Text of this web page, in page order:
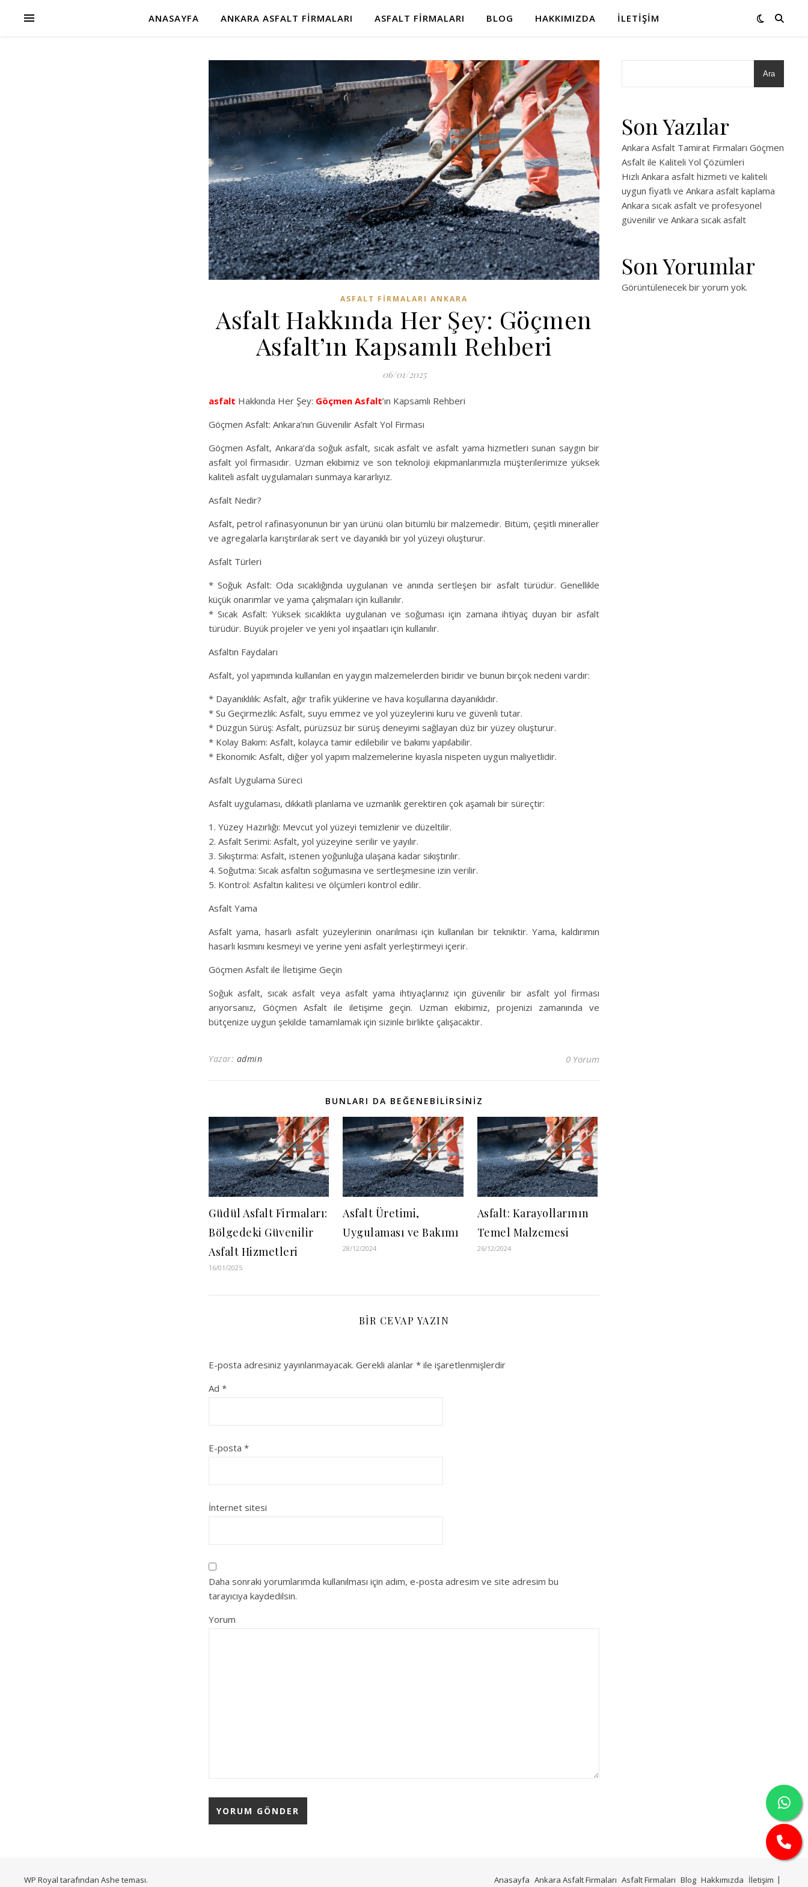
ANASAYFA ANKARA ASFALT FIRMALARI ASFALT FIRMALARI BLOG HAKKIMIZDA İLETIŞIM
ASFALT FIRMALARI ANKARA
Asfalt Hakkında Her Şey: Göçmen
Asfalt’ın Kapsamlı Rehberi
06/01/2025
asfalt Hakkında Her Şey: Göçmen Asfalt’ın Kapsamlı Rehberi
Göçmen Asfalt: Ankara’nın Güvenilir Asfalt Yol Firması
Göçmen Asfalt, Ankara’da soğuk asfalt, sıcak asfalt ve asfalt yama hizmetleri sunan saygın bir
asfalt yol firmasıdır. Uzman ekibimiz ve son teknoloji ekipmanlarımızla müşterilerimize yüksek
kaliteli asfalt uygulamaları sunmaya kararlıyız.
Asfalt Nedir?
Asfalt, petrol rafinasyonunun bir yan ürünü olan bitümlü bir malzemedir. Bitüm, çeşitli mineraller
ve agregalarla karıştırılarak sert ve dayanıklı bir yol yüzeyi oluşturur.
Asfalt Türleri
* Soğuk Asfalt: Oda sıcaklığında uygulanan ve anında sertleşen bir asfalt türüdür. Genellikle
küçük onarımlar ve yama çalışmaları için kullanılır.
* Sıcak Asfalt: Yüksek sıcaklıkta uygulanan ve soğuması için zamana ihtiyaç duyan bir asfalt
türüdür. Büyük projeler ve yeni yol inşaatları için kullanılır.
Asfaltın Faydaları
Asfalt, yol yapımında kullanılan en yaygın malzemelerden biridir ve bunun birçok nedeni vardır:
* Dayanıklılık: Asfalt, ağır trafik yüklerine ve hava koşullarına dayanıklıdır.
* Su Geçirmezlik: Asfalt, suyu emmez ve yol yüzeylerini kuru ve güvenli tutar.
* Düzgün Sürüş: Asfalt, pürüzsüz bir sürüş deneyimi sağlayan düz bir yüzey oluşturur.
* Kolay Bakım: Asfalt, kolayca tamir edilebilir ve bakımı yapılabilir.
* Ekonomik: Asfalt, diğer yol yapım malzemelerine kıyasla nispeten uygun maliyetlidir.
Asfalt Uygulama Süreci
Asfalt uygulaması, dikkatli planlama ve uzmanlık gerektiren çok aşamalı bir süreçtir:
1. Yüzey Hazırlığı: Mevcut yol yüzeyi temizlenir ve düzeltilir.
2. Asfalt Serimi: Asfalt, yol yüzeyine serilir ve yayılır.
3. Sıkıştırma: Asfalt, istenen yoğunluğa ulaşana kadar sıkıştırılır.
4. Soğutma: Sıcak asfaltın soğumasına ve sertleşmesine izin verilir.
5. Kontrol: Asfaltın kalitesi ve ölçümleri kontrol edilir.
Asfalt Yama
Asfalt yama, hasarlı asfalt yüzeylerinin onarılması için kullanılan bir tekniktir. Yama, kaldırımın
hasarlı kısmını kesmeyi ve yerine yeni asfalt yerleştirmeyi içerir.
Göçmen Asfalt ile İletişime Geçin
Soğuk asfalt, sıcak asfalt veya asfalt yama ihtiyaçlarınız için güvenilir bir asfalt yol firması
arıyorsanız, Göçmen Asfalt ile iletişime geçin. Uzman ekibimiz, projenizi zamanında ve
bütçenize uygun şekilde tamamlamak için sizinle birlikte çalışacaktır.
Yazar: admin 0 Yorum
BUNLARI DA BEĞENEBILIRSINIZ
Güdül Asfalt Firmaları:
Bölgedeki Güvenilir
Asfalt Hizmetleri
16/01/2025
Asfalt Üretimi,
Uygulaması ve Bakımı
28/12/2024
Asfalt: Karayollarının
Temel Malzemesi
26/12/2024
BIR CEVAP YAZIN
E-posta adresiniz yayınlanmayacak. Gerekli alanlar * ile işaretlenmişlerdir
Ad *
E-posta *
İnternet sitesi
Daha sonraki yorumlarımda kullanılması için adım, e-posta adresim ve site adresim bu
tarayıcıya kaydedilsin.
Yorum
Ara
Son Yazılar
Ankara Asfalt Tamirat Firmaları Göçmen
Asfalt ile Kaliteli Yol Çözümleri
Hızlı Ankara asfalt hizmeti ve kaliteli
uygun fiyatlı ve Ankara asfalt kaplama
Ankara sıcak asfalt ve profesyonel
güvenilir ve Ankara sıcak asfalt
Son Yorumlar
Görüntülenecek bir yorum yok.
Anasayfa Ankara Asfalt Firmaları Asfalt Firmaları Blog Hakkımızda İletişim
WP Royal tarafından Ashe teması.